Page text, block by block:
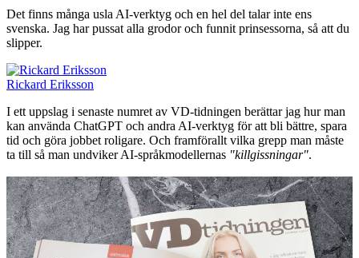
Det finns många usla AI-verktyg och en hel del talar inte ens
svenska. Jag har pussat alla grodor och funnit prinsessorna, så att du
slipper.
Rickard Eriksson
I ett uppslag i senaste numret av VD-tidningen berättar jag hur man
kan använda ChatGPT och andra AI-verktyg för att bli bättre, spara
tid och göra jobbet roligare. Och framförallt vilka grepp man måste
ta till så man undviker AI-språkmodellernas "killgissningar".